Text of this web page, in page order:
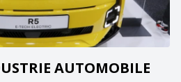
AUTOMOBILE